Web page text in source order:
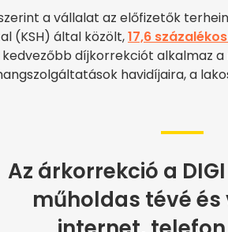
a vállalat az előfizetők
(KSH) által közölt,17,6
díjkorrekciót alkalmaz
havidíjaira, a
Az árkorrekció a
műholdas tévé és